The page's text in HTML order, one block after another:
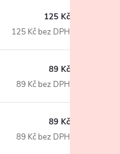
125 Kč
125 Kč bez DPH
89 Kč
89 Kč bez DPH
89 Kč
89 Kč bez DPH